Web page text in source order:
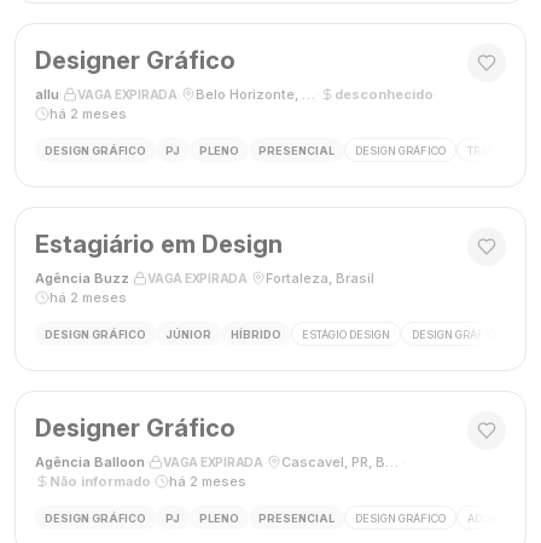
Designer Gráfico
allu VAGA EXPIRADA Belo Horizonte, MG, Brasil desconhecido
há 2 meses
DESIGN GRÁFICO PJ PLENO PRESENCIAL DESIGN GRÁFICO TRÁFEGO
Estagiário em Design
Agência Buzz VAGA EXPIRADA Fortaleza, Brasil
há 2 meses
DESIGN GRÁFICO JÚNIOR HÍBRIDO ESTÁGIO DESIGN DESIGN GRÁFICO
Designer Gráfico
Agência Balloon VAGA EXPIRADA Cascavel, PR, Brasil
Não informado
há 2 meses
DESIGN GRÁFICO PJ PLENO PRESENCIAL DESIGN GRÁFICO ADOBE